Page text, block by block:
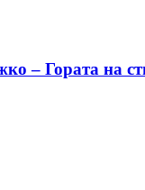
– Гората на